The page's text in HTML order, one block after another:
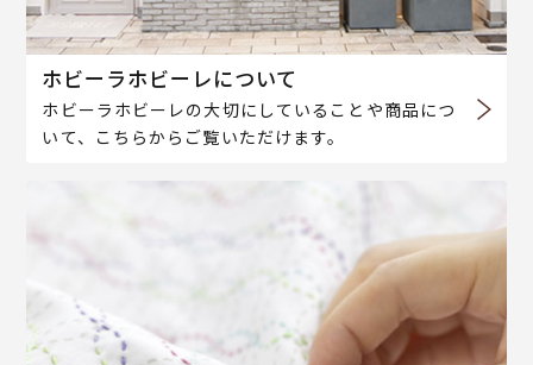
ホビーラホビーレについて
ホビーラホビーレの大切にしていることや商品につ
いて、こちらからご覧いただけます。